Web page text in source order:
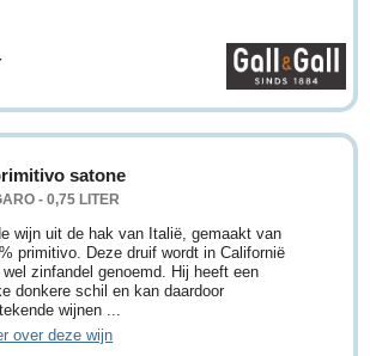
satone
- 0,75 LITER
wijn uit de hak van Italië, gemaakt van
primitivo. Deze druif wordt in Californië
wel zinfandel genoemd. Hij heeft een
donkere schil en kan daardoor
wijnen ...
over deze wijn